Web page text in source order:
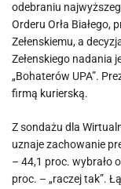
odebraniu
Orderu Orła Białego,
Zełenskiemu, a
Zełenskiego nadania
„Bohaterów UPA”.
firmą kurierską.
Z sondażu dla
uznaje zachowanie
– 44,1 proc. wybrało
proc. – „raczej tak”.